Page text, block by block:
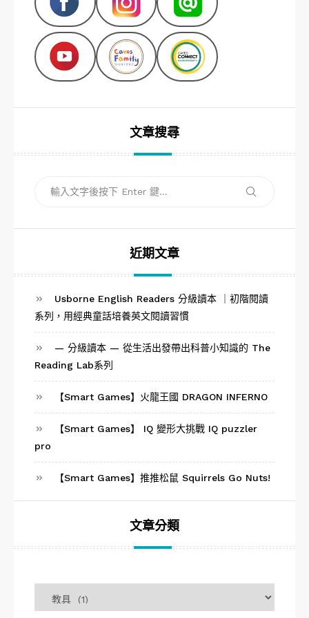
文章搜尋
搜
近期文章
Usborne English Readers 分級讀本 ｜初階閱讀
系列，用經典童話培養英文閱讀習慣
— 分級讀本 — 從生活出發帶出科普小知識的 The
Reading Lab系列
【Smart Games】火龍王國 DRAGON INFERNO
【Smart Games】 IQ 變形大挑戰 IQ puzzler
pro
【Smart Games】推推松鼠 Squirrels Go Nuts!
文章分類
分